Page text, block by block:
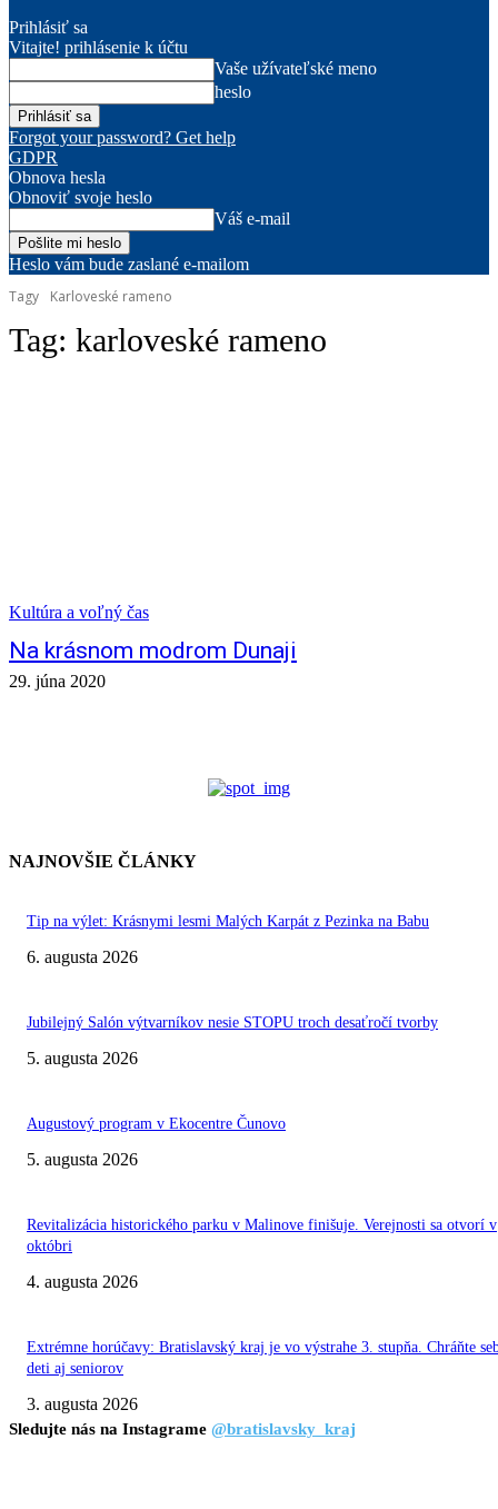
Prihlásiť sa
Vitajte! prihlásenie k účtu
Vaše užívateľské meno
heslo
Forgot your password? Get help
GDPR
Obnova hesla
Obnoviť svoje heslo
Váš e-mail
Heslo vám bude zaslané e-mailom
Tagy
Karloveské rameno
Tag: karloveské rameno
Kultúra a voľný čas
Na krásnom modrom Dunaji
29. júna 2020
NAJNOVŠIE ČLÁNKY
Tip na výlet: Krásnymi lesmi Malých Karpát z Pezinka na Babu
6. augusta 2026
Jubilejný Salón výtvarníkov nesie STOPU troch desaťročí tvorby
5. augusta 2026
Augustový program v Ekocentre Čunovo
5. augusta 2026
Revitalizácia historického parku v Malinove finišuje. Verejnosti sa otvorí v
októbri
4. augusta 2026
Extrémne horúčavy: Bratislavský kraj je vo výstrahe 3. stupňa. Chráňte
deti aj seniorov
3. augusta 2026
Sledujte nás na Instagrame @bratislavsky_kraj